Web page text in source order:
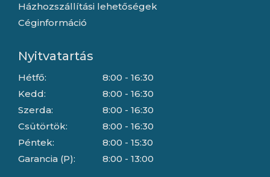
Házhozszállítási lehetőségek
Céginformáció
Nyitvatartás
Hétfő:
Kedd:
Szerda:
Csütörtök:
Péntek:
Garancia (P):
8:00 - 16:30
8:00 - 16:30
8:00 - 16:30
8:00 - 16:30
8:00 - 15:30
8:00 - 13:00